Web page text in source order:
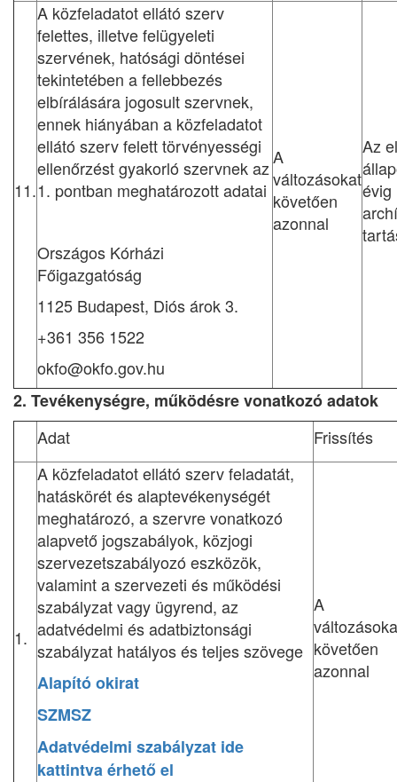
11.
A közfeladatot ellátó szerv
felettes, illetve felügyeleti
szervének, hatósági döntései
tekintetében a fellebbezés
elbírálására jogosult szervnek,
ennek hiányában a közfeladatot
ellátó szerv felett törvényességi
ellenőrzést gyakorló szervnek az
1. pontban meghatározott adatai
Országos Kórházi
Főigazgatóság
1125 Budapest, Diós árok 3.
+361 356 1522
okfo@okfo.gov.hu
A
változásokat
követően
azonnal
Az
évig
2. Tevékenységre, működésre vonatkozó adatok
Adat
Frissítés
1.
A közfeladatot ellátó szerv feladatát,
hatáskörét és alaptevékenységét
meghatározó, a szervre vonatkozó
alapvető jogszabályok, közjogi
szervezetszabályozó eszközök,
valamint a szervezeti és működési
szabályzat vagy ügyrend, az
adatvédelmi és adatbiztonsági
szabályzat hatályos és teljes szövege
Alapító okirat
SZMSZ
Adatvédelmi szabályzat ide
kattintva érhető el
A
követően
azonnal